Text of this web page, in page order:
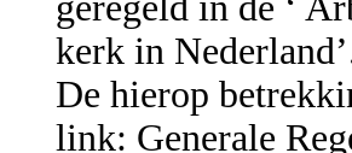
kerk in
De hierop
link: Generale